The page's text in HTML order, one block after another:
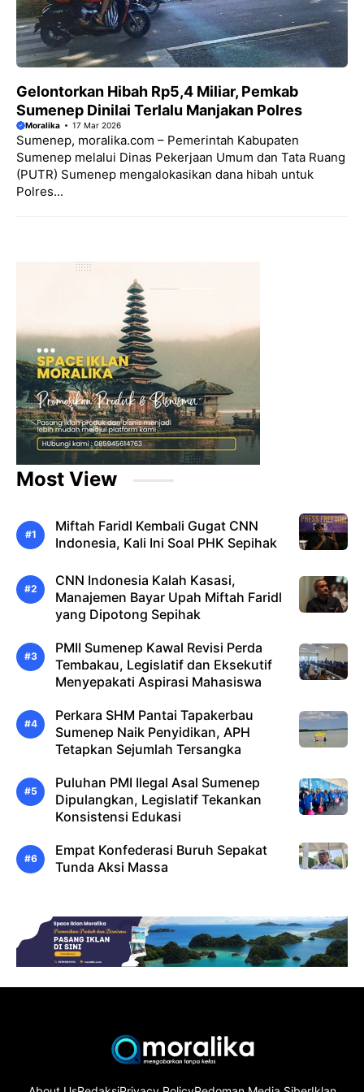
Gelontorkan Hibah Rp5,4 Miliar, Pemkab
Sumenep Dinilai Terlalu Manjakan Polres
Moralika 17 Mar 2026
Sumenep, moralika.com – Pemerintah Kabupaten
Sumenep melalui Dinas Pekerjaan Umum dan Tata Ruang
(PUTR) Sumenep mengalokasikan dana hibah untuk
Polres...
Most View
Miftah Faridl Kembali Gugat CNN
Indonesia, Kali Ini Soal PHK Sepihak
CNN Indonesia Kalah Kasasi,
Manajemen Bayar Upah Miftah Faridl
yang Dipotong Sepihak
PMII Sumenep Kawal Revisi Perda
Tembakau, Legislatif dan Eksekutif
Menyepakati Aspirasi Mahasiswa
Perkara SHM Pantai Tapakerbau
Sumenep Naik Penyidikan, APH
Tetapkan Sejumlah Tersangka
Puluhan PMI Ilegal Asal Sumenep
Dipulangkan, Legislatif Tekankan
Konsistensi Edukasi
Empat Konfederasi Buruh Sepakat
Tunda Aksi Massa